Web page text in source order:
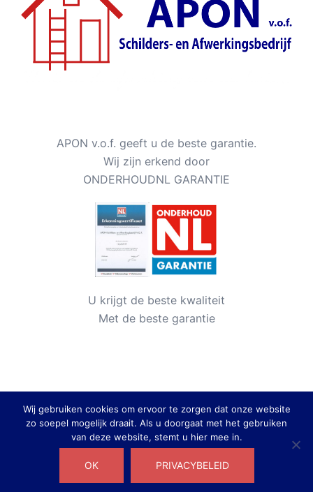
APON v.o.f. geeft u de beste garantie.
Wij zijn erkend door
ONDERHOUDNL GARANTIE
U krijgt de beste kwaliteit
Met de beste garantie
aangedreven doorSydney
Wij gebruiken cookies om ervoor te zorgen dat onze website
zo soepel mogelijk draait. Als u doorgaat met het gebruiken
van deze website, stemt u hier mee in.
OK PRIVACYBELEID